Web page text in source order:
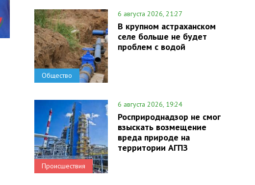
Общество
6 августа 2026, 21:27
В крупном астраханском
селе больше не будет
проблем с водой
Происшествия
6 августа 2026, 19:24
Росприроднадзор не смог
взыскать возмещение
вреда природе на
территории АГПЗ